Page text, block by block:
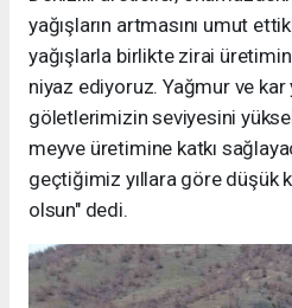
yağışların artmasını umut
yağışlarla birlikte zirai üretimin
niyaz ediyoruz. Yağmur ve kar
göletlerimizin seviyesini
meyve üretimine katkı
geçtiğimiz yıllara göre düşük
olsun" dedi.